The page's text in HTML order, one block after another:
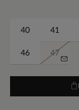
40 41
46 47